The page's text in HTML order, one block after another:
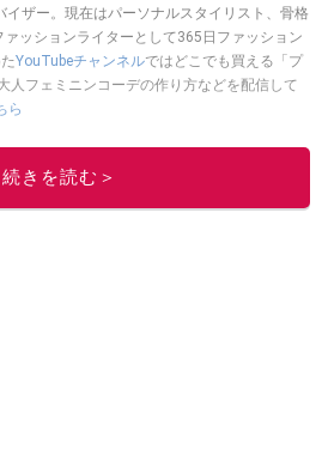
イザー。現在はパーソナルスタイリスト、骨格
ッションライターとして365日ファッション
YouTubeチャンネルではどこでも買える「プ
人フェミニンコーデの作り方などを配信して
ら
このイチオシストの他の記事を読む
続きを読む＞